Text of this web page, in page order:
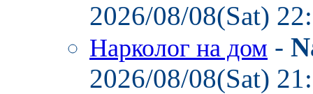
2026/08/08(Sat)
Нарколог на дом -
2026/08/08(Sat)